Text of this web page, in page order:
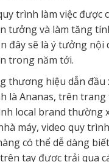
trình làm việc được
tưởng và làm tăng
đây sẽ là ý tưởng nội
trong năm tới.
thương hiệu dẫn đầu
là Ananas, trên trang
local brand thường
máy, video quy
có thể dễ dàng
tay được trải qua